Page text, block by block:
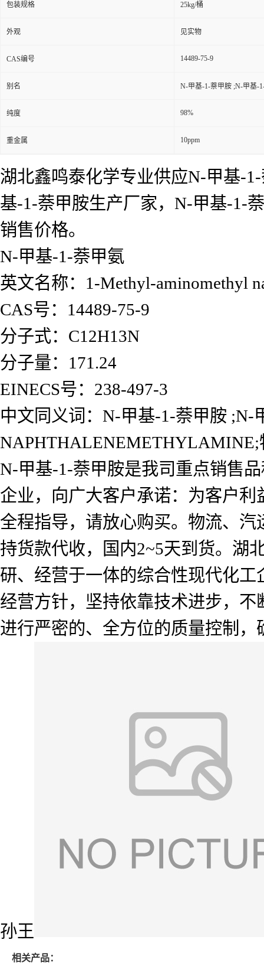
包装规格 25kg/桶
外观 见实物
CAS编号 14489-75-9
别名 N-甲基-1-萘甲胺 ;N-甲基-
纯度 98%
重金属 10ppm
湖北鑫鸣泰化学专业供应N-甲基-
基-1-萘甲胺生产厂家，N-甲基-1-
销售价格。
N-甲基-1-萘甲氨
英文名称：1-Methyl-aminomethyl
CAS号：14489-75-9
分子式：C12H13N
分子量：171.24
EINECS号：238-497-3
中文同义词：N-甲基-1-萘甲胺
N-甲基-1-萘甲胺是我司重点销售
企业，向广大客户承诺：为客户
全程指导，请放心购买。物流、
持货款代收，国内2~5天到货。湖
研、经营于一体的综合性现代化
经营方针，坚持依靠技术进步，
进行严密的、全方位的质量控制
孙王
相关产品：